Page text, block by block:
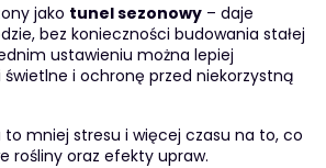
jako tunel sezonowy– daje
bez konieczności budowania stałej
ustawieniu można lepiej
i ochronę przed niekorzystną
mniej stresu i więcej czasu na to, co
rośliny oraz efekty upraw.